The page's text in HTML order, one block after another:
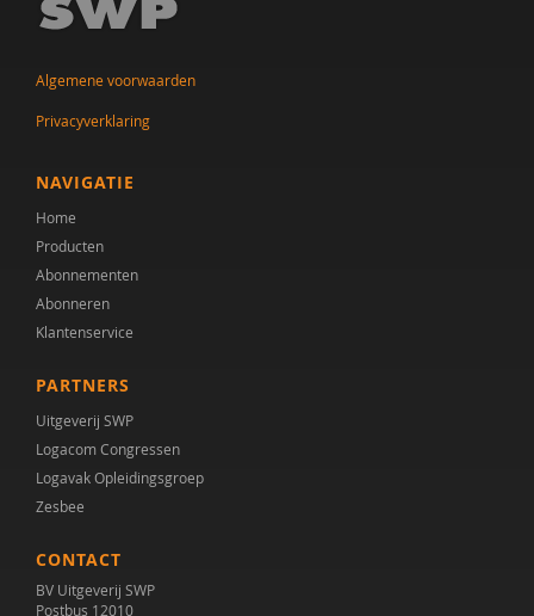
Algemene voorwaarden
Privacyverklaring
NAVIGATIE
Home
Producten
Abonnementen
Abonneren
Klantenservice
PARTNERS
Uitgeverij SWP
Logacom Congressen
Logavak Opleidingsgroep
Zesbee
CONTACT
BV Uitgeverij SWP
Postbus 12010